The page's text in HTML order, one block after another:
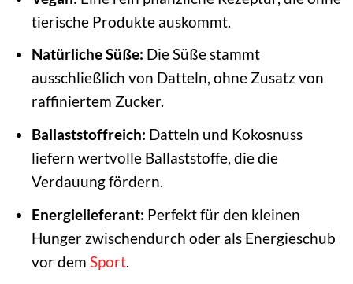
tierische Produkte auskommt.
Natürliche Süße: Die Süße stammt
ausschließlich von Datteln, ohne Zusatz von
raffiniertem Zucker.
Ballaststoffreich: Datteln und Kokosnuss
liefern wertvolle Ballaststoffe, die die
Verdauung fördern.
Energielieferant: Perfekt für den kleinen
Hunger zwischendurch oder als Energieschub
vor dem Sport.